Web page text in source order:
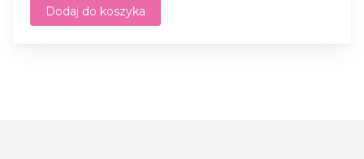
Dodaj do koszyka